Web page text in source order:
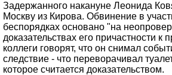
Задержанного накануне Леонида
Москву из Кирова. Обвинение в
беспорядках основано "на
доказательствах его причастности к
коллеги говорят, что он снимал
следствие - что переворачивал
которое считается доказательством.